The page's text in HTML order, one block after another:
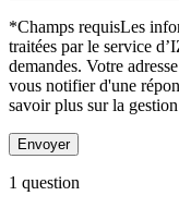
*Champs requisLes
traitées par le service
demandes. Votre
vous notifier d'une
savoir plus sur la
1 question